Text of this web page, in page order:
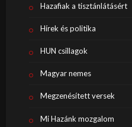
Hazafiak a tisztánlátásért
Hírek és politika
HUN csillagok
Magyar nemes
Megzenésített versek
Mi Hazánk mozgalom